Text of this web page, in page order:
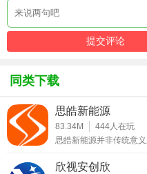
【微软必应国际版测评】
微软必应国际版是一款功
的需求。此外，该软件还提
定领域的搜索结果可能不
而言，微软必应国际版是
别适合需要跨语言和国际信
同类下载
思皓新能源
83.34M 444 人在玩
思皓新能源并非传统意义
欣视安创欣